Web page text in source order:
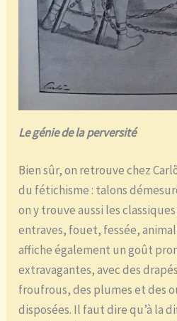
Le génie de la perversité
Bien sûr, on retrouve chez
du fétichisme : talons
on y trouve aussi les
entraves, fouet, fessée,
affiche également un goût
extravagantes, avec des
froufrous, des plumes et des
disposées. Il faut dire qu’à la